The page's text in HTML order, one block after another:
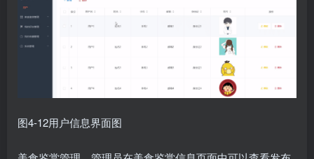
图4-12用户信息界面图